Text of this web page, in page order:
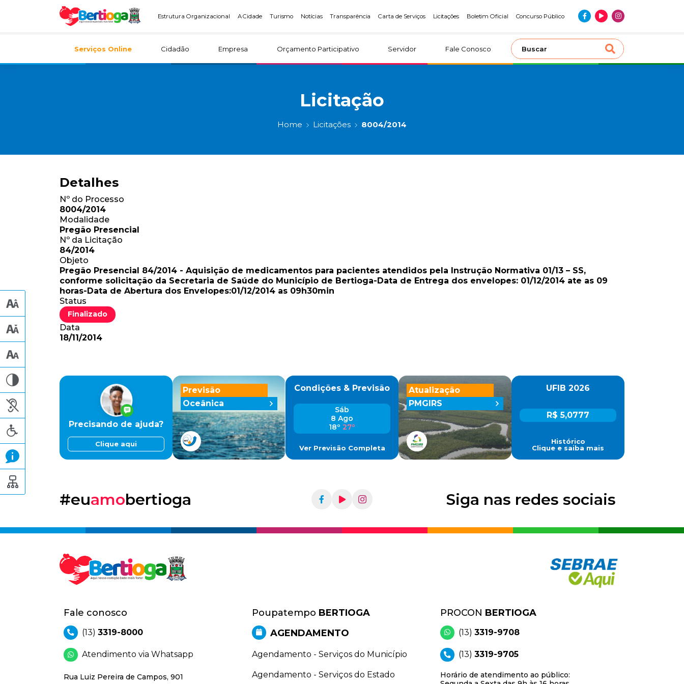
Estrutura Organizacional A Cidade Turismo Notícias Transparência Carta de Serviços Licitações Boletim Oficial Concurso Público
Serviços Online Cidadão Empresa Orçamento Participativo Servidor Fale Conosco
Licitação
Home Licitações 8004/2014
Detalhes
Nº do Processo
8004/2014
Modalidade
Pregão Presencial
Nº da Licitação
84/2014
Objeto
Pregão Presencial 84/2014 - Aquisição de medicamentos para pacientes atendidos pela Instrução Normativa 01/13 – SS,
conforme solicitação da Secretaria de Saúde do Município de Bertioga-Data de Entrega dos envelopes: 01/12/2014 ate as 09
horas-Data de Abertura dos Envelopes:01/12/2014 as 09h30min
Status
Finalizado
Data
18/11/2014
Previsão
Oceânica
Precisando de ajuda?
Clique aqui
Condições & Previsão
Sáb
8 Ago
18º 27º
Ver Previsão Completa
UFIB 2026
R$ 5,0777
Histórico
Clique e saiba mais
Atualização
PMGIRS
#euamobertioga Siga nas redes sociais
Fale conosco
(13) 3319-8000
Atendimento via Whatsapp
Rua Luiz Pereira de Campos, 901
Poupatempo BERTIOGA
AGENDAMENTO
Agendamento - Serviços do Município
Agendamento - Serviços do Estado
PROCON BERTIOGA
(13) 3319-9708
(13) 3319-9705
Horário de atendimento ao público: